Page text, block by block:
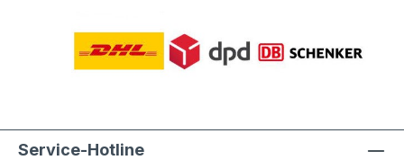
Service-Hotline